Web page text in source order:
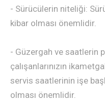
- Sürücülerin niteliği:
kibar olması önemlidir.
- Güzergah ve saatlerin
çalışanlarınızın
servis saatlerinin işe
olması önemlidir.